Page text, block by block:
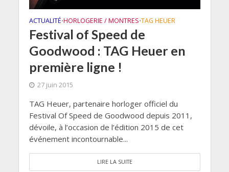
ACTUALITÉ•HORLOGERIE / MONTRES•TAG HEUER
Festival of Speed de
Goodwood : TAG Heuer en
première ligne !
27 juin 2015
TAG Heuer, partenaire horloger officiel du
Festival Of Speed de Goodwood depuis 2011,
dévoile, à l’occasion de l’édition 2015 de cet
événement incontournable...
LIRE LA SUITE